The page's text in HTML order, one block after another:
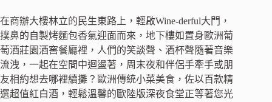
在商辦大樓林立的民生東路上，輕啟Wine-derful大門，
撲鼻的自製烤麵包香氣迎面而來，地下樓如置身歐洲葡
萄酒莊園酒窖餐廳裡，人們的笑談聲、酒杯聲隨著音樂
流洩，一起在空間中迴盪著，周末夜和伴侶手牽手或朋
友相約想去哪裡續攤？歐洲傳統小菜美食，佐以百款精
選超值紅白酒，輕鬆溫馨的歐陸版深夜食堂正等著您光